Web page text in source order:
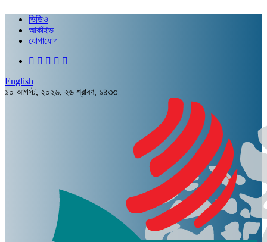
ভিডিও
আর্কাইভ
যোগাযোগ
English
১০ আগস্ট, ২০২৬, ২৬ শ্রাবণ, ১৪৩৩